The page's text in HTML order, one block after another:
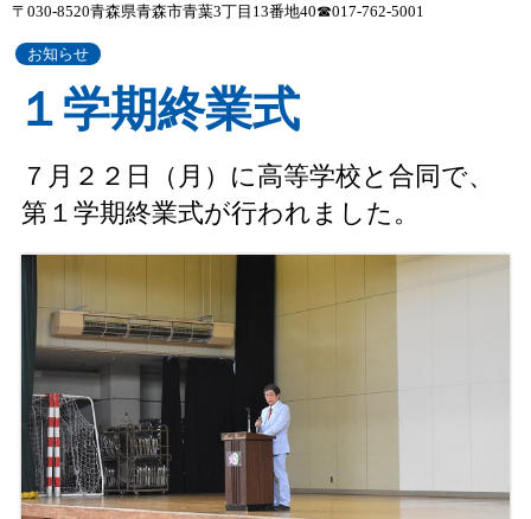
〒030-8520青森県青森市青葉3丁目13番地40☎017-762-5001
お知らせ
１学期終業式
７月２２日（月）に高等学校と合同で、
第１学期終業式が行われました。